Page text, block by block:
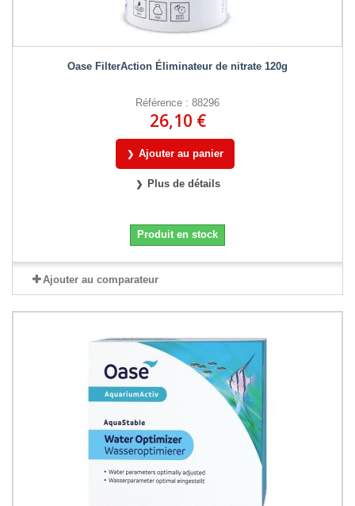
Oase FilterAction Éliminateur de nitrate 120g
Référence : 88296
26,10 €
Ajouter au panier
Plus de détails
Produit en stock
Ajouter au comparateur